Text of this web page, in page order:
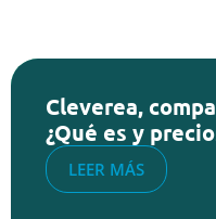
Cleverea,
¿Qué es y
LEER MÁS